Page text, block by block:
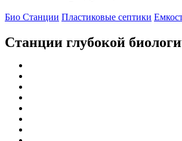
Био Станции Пластиковые септики
Станции глубокой